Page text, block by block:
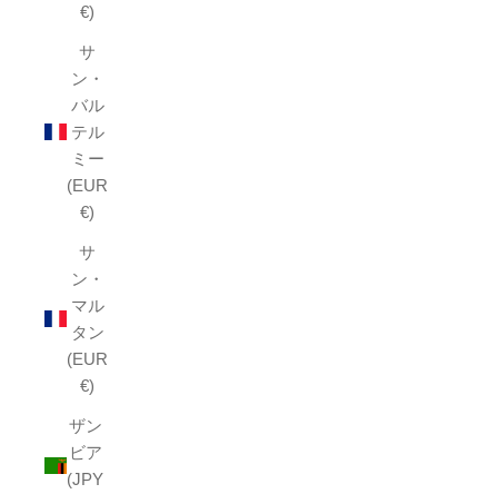
€)
サ
ン・
バル
テル
ミー
(EUR
€)
サ
ン・
マル
タン
(EUR
€)
ザン
ビア
(JPY